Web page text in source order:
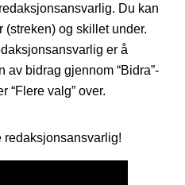
Du kan
og skillet under.
er å
av bidrag gjennom “Bidra”-
“Flere valg” over.